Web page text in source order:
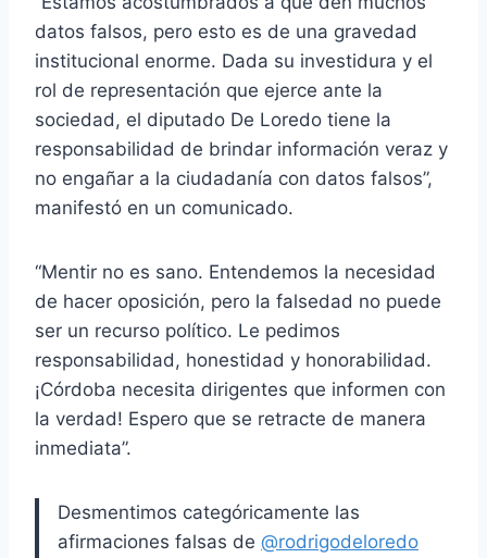
datos falsos, pero esto es de una gravedad
institucional enorme. Dada su investidura y el
rol de representación que ejerce ante la
sociedad, el diputado De Loredo tiene la
responsabilidad de brindar información veraz y
no engañar a la ciudadanía con datos falsos”,
manifestó en un comunicado.
“Mentir no es sano. Entendemos la necesidad
de hacer oposición, pero la falsedad no puede
ser un recurso político. Le pedimos
responsabilidad, honestidad y honorabilidad.
¡Córdoba necesita dirigentes que informen con
la verdad! Espero que se retracte de manera
inmediata”.
Desmentimos categóricamente las
afirmaciones falsas de @rodrigodeloredo